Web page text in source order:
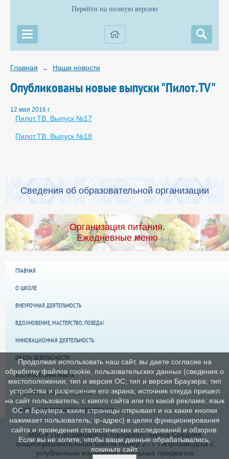
Перейти на полную версию
Главная → Наши новости
Опубликованы новые выпуски "Пилот.TV"
12 мая 2016 г.
Пилот.ТВ. Выпуск №17
Пилот.ТВ. Выпуск №18
Сведения об образовательной организации
Организация питания.
Ежедневные меню
ГЛАВНАЯ
О ШКОЛЕ
ВНЕУРОЧНАЯ ДЕЯТЕЛЬНОСТЬ
ВДОХНОВЕНИЕ, МАСТЕРСТВО, ПОБЕДА!
ИННОВАЦИОННАЯ ДЕЯТЕЛЬНОСТЬ
ШКОЛА БЕЗОПАСНОСТИ
ВОСПИТАТЕЛЬНАЯ РАБОТА
«ПРОФИЛАКТИКА ЭКСТРЕМИЗМА»
ЭЛЕКТРОННАЯ БИБЛИОТЕКА ОБРАЗОВАНИЯ
МБОУ Петрозаводского городского округа Средняя
общеобразовательная Школа номер 27 г. Петрозаводска с
углубленным изучением отдельных предметов
Продолжая использовать наш сайт, вы даете согласие на
обработку файлов cookie, пользовательских данных (сведения о
местоположении; тип и версия ОС; тип и версия Браузера; тип
устройства и разрешение его экрана; источник откуда пришел
на сайт пользователь; с какого сайта или по какой рекламе; язык
ОС и Браузера; какие страницы открывает и на какие кнопки
нажимает пользователь; ip-адрес) в целях функционирования
сайта и проведения статистических исследований и обзоров.
Если вы не хотите, чтобы ваши данные обрабатывались,
покиньте сайт.